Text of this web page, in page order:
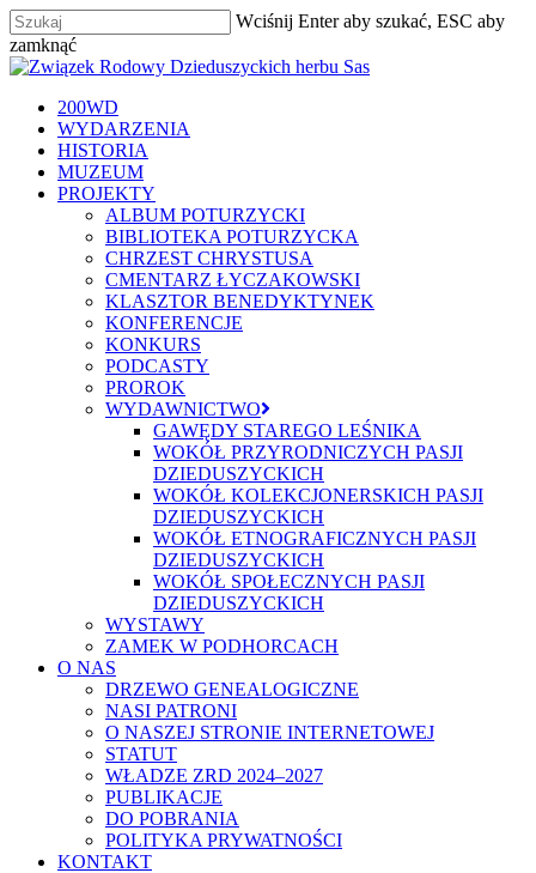
Skip
to
main
Wciśnij Enter aby szukać, ESC aby
zamknąć
Zamknij
szukaj
Menu
200WD
WYDARZENIA
HISTORIA
MUZEUM
PROJEKTY
ALBUM POTURZYCKI
BIBLIOTEKA POTURZYCKA
CHRZEST CHRYSTUSA
CMENTARZ ŁYCZAKOWSKI
KLASZTOR BENEDYKTYNEK
KONFERENCJE
KONKURS
PODCASTY
PROROK
WYDAWNICTWO
GAWĘDY STAREGO LEŚNIKA
WOKÓŁ PRZYRODNICZYCH PASJI
DZIEDUSZYCKICH
WOKÓŁ KOLEKCJONERSKICH PASJI
DZIEDUSZYCKICH
WOKÓŁ ETNOGRAFICZNYCH PASJI
DZIEDUSZYCKICH
WOKÓŁ SPOŁECZNYCH PASJI
DZIEDUSZYCKICH
WYSTAWY
ZAMEK W PODHORCACH
O NAS
DRZEWO GENEALOGICZNE
NASI PATRONI
O NASZEJ STRONIE INTERNETOWEJ
STATUT
WŁADZE ZRD 2024–2027
PUBLIKACJE
DO POBRANIA
POLITYKA PRYWATNOŚCI
KONTAKT